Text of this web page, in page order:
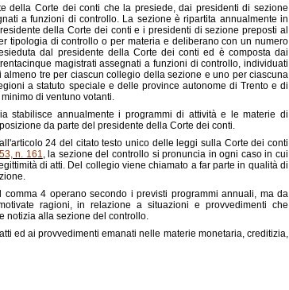
della Corte dei conti che la presiede, dai presidenti di sezione
a funzioni di controllo. La sezione è ripartita annualmente in
della Corte dei conti e i presidenti di sezione preposti al
tipologia di controllo o per materia e deliberano con un numero
dal presidente della Corte dei conti ed è composta dai
magistrati assegnati a funzioni di controllo, individuati
tre per ciascun collegio della sezione e uno per ciascuna
a statuto speciale e delle province autonome di Trento e di
di ventuno votanti.
stabilisce annualmente i programmi di attività e le materie di
da parte del presidente della Corte dei conti.
24 del citato testo unico delle leggi sulla Corte dei conti
n. 161, la sezione del controllo si pronuncia in ogni caso in cui
di atti. Del collegio viene chiamato a far parte in qualità di
4 operano secondo i previsti programmi annuali, ma da
ragioni, in relazione a situazioni e provvedimenti che
notizia alla sezione del controllo.
ed ai provvedimenti emanati nelle materie monetaria, creditizia,